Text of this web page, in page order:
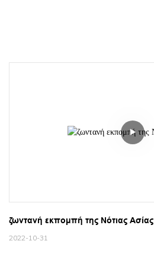
ζωντανή εκπομπή της Νότιας Ασίας
2022-10-31